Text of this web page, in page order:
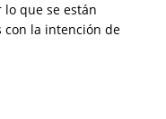
que se están
con la intención de